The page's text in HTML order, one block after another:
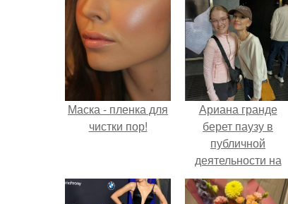
Маска - пленка для
чистки пор!
Ариана гранде
берет паузу в
публичной
деятельности на
фоне слухов о
своем здоровье.